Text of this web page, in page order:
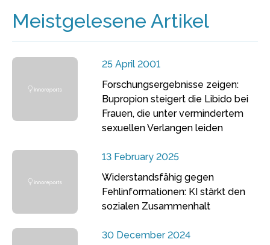
Meistgelesene Artikel
25 April 2001
Forschungsergebnisse zeigen:
Bupropion steigert die Libido bei
Frauen, die unter vermindertem
sexuellen Verlangen leiden
13 February 2025
Widerstandsfähig gegen
Fehlinformationen: KI stärkt den
sozialen Zusammenhalt
30 December 2024